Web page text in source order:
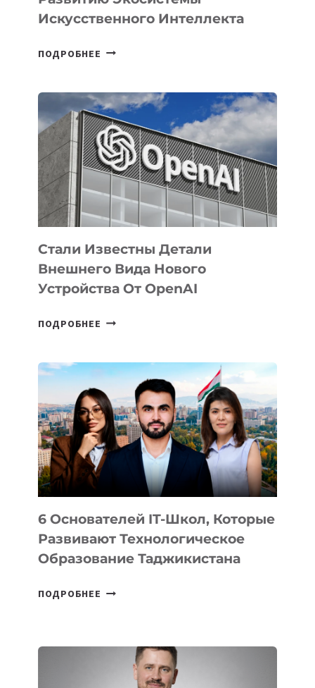
Искусственного Интеллекта
ПОДРОБНЕЕ
ПРИОРИТЕТНЫЕ
ЗАДАЧИ
ПО
РАЗВИТИЮ
ЭКОСИСТЕМЫ
ИСКУССТВЕННОГО
ИНТЕЛЛЕКТА
Стали Известны Детали
Внешнего Вида Нового
Устройства От OpenAI
ПОДРОБНЕЕ СТАЛИ
ВНЕШНЕГО
ВИДА
НОВОГО
УСТРОЙСТВА
ОТ
OPENAI
6 Основателей IT-Школ, Которые
Развивают Технологическое
Образование Таджикистана
ПОДРОБНЕЕ
КОТОРЫЕ
РАЗВИВАЮТ